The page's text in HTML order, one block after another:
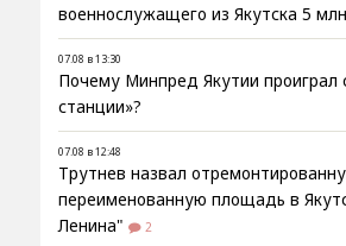
военнослужащего из Якутска 5
07.08 в 13:30
Почему Минпред Якутии проиграл
станции»?
07.08 в 12:48
Трутнев назвал
переименованную площадь в
Ленина"
2